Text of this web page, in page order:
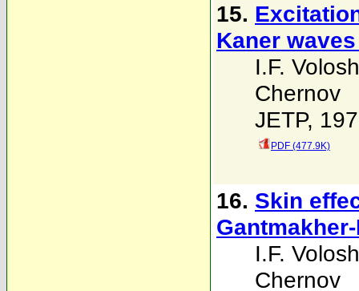
15.
Kaner
I.F.
Chernov
JETP,
PDF (477.9K)
16. Skin
I.F.
Chernov